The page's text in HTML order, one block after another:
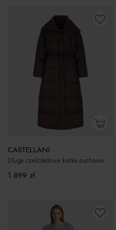
CASTELLANI
Długa czekoladowa kurtka puchowa Brina
1 899 zł